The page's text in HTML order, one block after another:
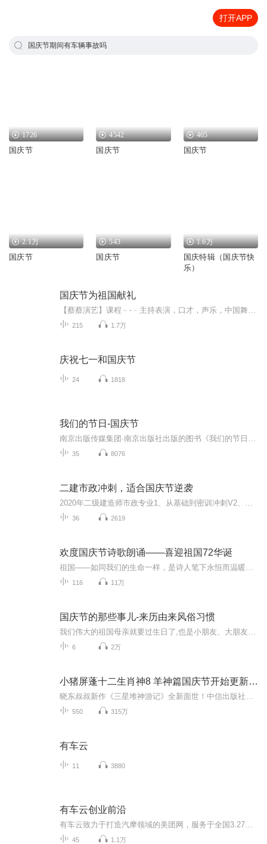
打开APP
国庆节期间有车辆事故吗
1726
国庆节
4542
国庆节
465
国庆节
2.1万
国庆节
543
国庆节
1.6万
国庆特辑（国庆节快
乐）
国庆节为祖国献礼
215 1.7万
庆祝七一和国庆节
24 1818
我们的节日-国庆节
35 8076
二建市政冲刺，适合国庆节逆袭
36 2619
欢度国庆节诗歌朗诵——喜迎祖国72华诞
116 11万
国庆节的那些事儿-来历由来风俗习惯
6 2万
小猪屏蓬十二生肖神8 羊神篇国庆节开始更新啦！
550 315万
有车云
11 3880
有车云创业前沿
45 1.1万